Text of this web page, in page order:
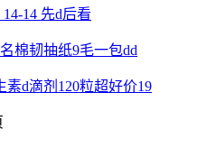
14 先d后看
棉韧抽纸9毛一包dd
素d滴剂120粒超好价19